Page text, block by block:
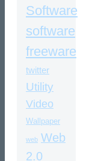
Software
software
freeware
twitter
Utility
Video
Wallpaper
web Web
2.0